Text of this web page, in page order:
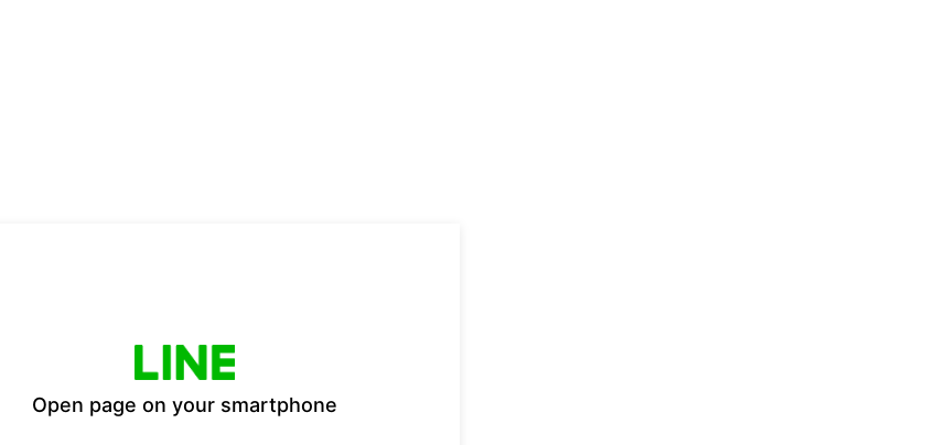
Open page on your smartphone